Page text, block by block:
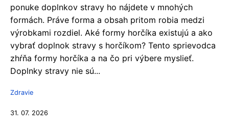
ponuke doplnkov stravy ho nájdete v mnohých
formách. Práve forma a obsah pritom robia medzi
výrobkami rozdiel. Aké formy horčíka existujú a ako
vybrať doplnok stravy s horčíkom? Tento sprievodca
zhŕňa formy horčíka a na čo pri výbere myslieť.
Doplnky stravy nie sú...
Zdravie
31. 07. 2026